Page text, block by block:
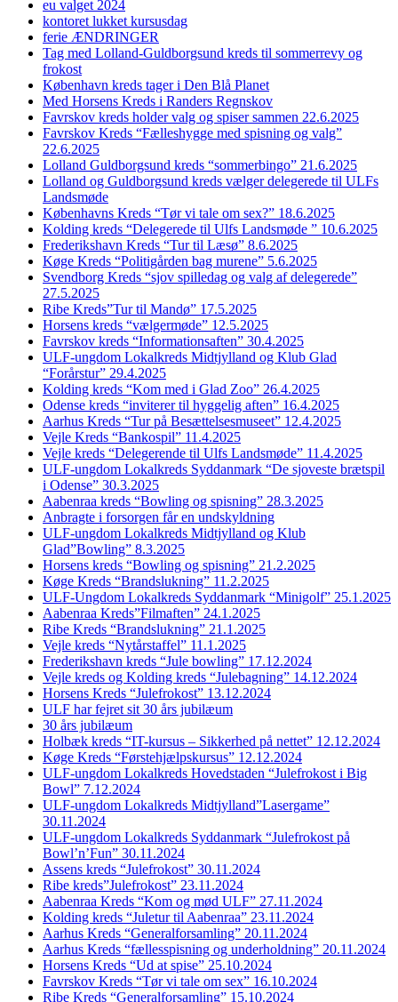
eu valget 2024
kontoret lukket kursusdag
ferie ÆNDRINGER
Tag med Lolland-Guldborgsund kreds til sommerrevy og
frokost
København kreds tager i Den Blå Planet
Med Horsens Kreds i Randers Regnskov
Favrskov kreds holder valg og spiser sammen 22.6.2025
Favrskov Kreds “Fælleshygge med spisning og valg”
22.6.2025
Lolland Guldborgsund kreds “sommerbingo” 21.6.2025
Lolland og Guldborgsund kreds vælger delegerede til ULFs
Landsmøde
Københavns Kreds “Tør vi tale om sex?” 18.6.2025
Kolding kreds “Delegerede til Ulfs Landsmøde ” 10.6.2025
Frederikshavn Kreds “Tur til Læsø” 8.6.2025
Køge Kreds “Politigården bag murene” 5.6.2025
Svendborg Kreds “sjov spilledag og valg af delegerede”
27.5.2025
Ribe Kreds”Tur til Mandø” 17.5.2025
Horsens kreds “vælgermøde” 12.5.2025
Favrskov kreds “Informationsaften” 30.4.2025
ULF-ungdom Lokalkreds Midtjylland og Klub Glad
“Forårstur” 29.4.2025
Kolding kreds “Kom med i Glad Zoo” 26.4.2025
Odense kreds “inviterer til hyggelig aften” 16.4.2025
Aarhus Kreds “Tur på Besættelsesmuseet” 12.4.2025
Vejle Kreds “Bankospil” 11.4.2025
Vejle kreds “Delegerende til Ulfs Landsmøde” 11.4.2025
ULF-ungdom Lokalkreds Syddanmark “De sjoveste brætspil
i Odense” 30.3.2025
Aabenraa kreds “Bowling og spisning” 28.3.2025
Anbragte i forsorgen får en undskyldning
ULF-ungdom Lokalkreds Midtjylland og Klub
Glad”Bowling” 8.3.2025
Horsens kreds “Bowling og spisning” 21.2.2025
Køge Kreds “Brandslukning” 11.2.2025
ULF-Ungdom Lokalkreds Syddanmark “Minigolf” 25.1.2025
Aabenraa Kreds”Filmaften” 24.1.2025
Ribe Kreds “Brandslukning” 21.1.2025
Vejle kreds “Nytårstaffel” 11.1.2025
Frederikshavn kreds “Jule bowling” 17.12.2024
Vejle kreds og Kolding kreds “Julebagning” 14.12.2024
Horsens Kreds “Julefrokost” 13.12.2024
ULF har fejret sit 30 års jubilæum
30 års jubilæum
Holbæk kreds “IT-kursus – Sikkerhed på nettet” 12.12.2024
Køge Kreds “Førstehjælpskursus” 12.12.2024
ULF-ungdom Lokalkreds Hovedstaden “Julefrokost i Big
Bowl” 7.12.2024
ULF-ungdom Lokalkreds Midtjylland”Lasergame”
30.11.2024
ULF-ungdom Lokalkreds Syddanmark “Julefrokost på
Bowl’n’Fun” 30.11.2024
Assens kreds “Julefrokost” 30.11.2024
Ribe kreds”Julefrokost” 23.11.2024
Aabenraa Kreds “Kom og mød ULF” 27.11.2024
Kolding kreds “Juletur til Aabenraa” 23.11.2024
Aarhus Kreds “Generalforsamling” 20.11.2024
Aarhus Kreds “fællesspisning og underholdning” 20.11.2024
Horsens Kreds “Ud at spise” 25.10.2024
Favrskov Kreds “Tør vi tale om sex” 16.10.2024
Ribe Kreds “Generalforsamling” 15.10.2024